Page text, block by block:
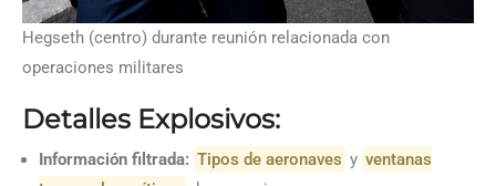
Hegseth (centro) durante reunión relacionada con
operaciones militares
Detalles Explosivos:
Información filtrada: Tipos de aeronaves y ventanas